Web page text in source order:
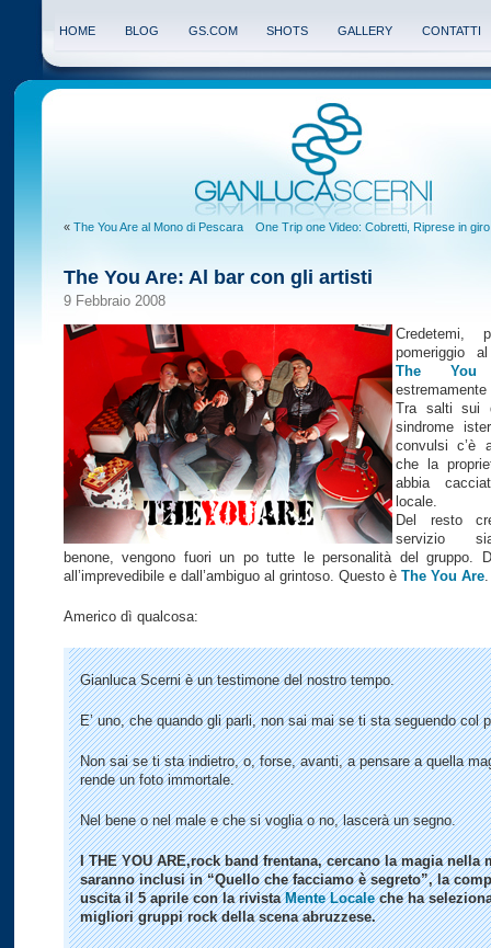
HOME BLOG GS.COM SHOTS GALLERY CONTATTI
« The You Are al Mono di Pescara One Trip one Video: Cobretti, Riprese in
The You Are: Al bar con gli artisti
9 Febbraio 2008
Credetemi,
pomeriggio
The You
Tra salti sui
sindrome
convulsi c’è
che la
abbia
locale.
Del resto
servizio
benone, vengono fuori un po tutte le personalità del gruppo.
all’imprevedibile e dall’ambiguo al grintoso. Questo è The You Are
Americo dì qualcosa:
Gianluca Scerni è un testimone del nostro tempo.
E’ uno, che quando gli parli, non sai mai se ti sta seguendo col
Non sai se ti sta indietro, o, forse, avanti, a pensare a quella
rende un foto immortale.
Nel bene o nel male e che si voglia o no, lascerà un segno.
I THE YOU ARE,rock band frentana, cercano la magia nella
saranno inclusi in “Quello che facciamo è segreto”, la
uscita il 5 aprile con la rivistaMente Localeche ha
migliori gruppi rock della scena abruzzese.